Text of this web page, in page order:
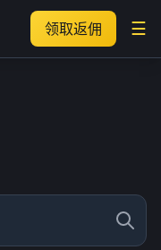
领取返佣 ☰